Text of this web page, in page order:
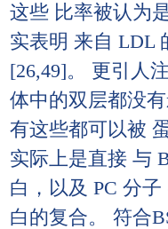
这些 比率被认为
实表明 来自 LDL
[26,49]。 更引人
体中的双层都没
有这些都可以被
实际上是直接 与
白，以及 PC 分
白的复合。 符合